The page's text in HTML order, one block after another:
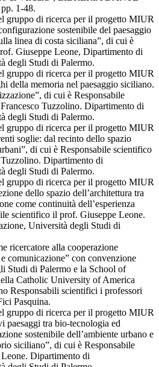
1-48.
gruppo di ricerca per il progetto MIUR
sostenibile del paesaggio
linea di costa siciliana”, di cui è
Giuseppe Leone, Dipartimento di
degli Studi di Palermo.
gruppo di ricerca per il progetto MIUR
della memoria nel paesaggio siciliano.
di cui è Responsabile
Tuzzolino. Dipartimento di
degli Studi di Palermo.
gruppo di ricerca per il progetto MIUR
soglie: dal recinto dello spazio
di cui è Responsabile scientifico
Dipartimento di
degli Studi di Palermo.
gruppo di ricerca per il progetto MIUR
dello spazio dell’architettura tra
come continuità dell’esperienza
scientifico il prof. Giuseppe Leone.
Università degli Studi di
ricercatore alla cooperazione
comunicazione” con convenzione
Studi di Palermo e la School of
Catholic University of America
Responsabili scientifici i professori
Pasquina.
gruppo di ricerca per il progetto MIUR
paesaggi tra bio-tecnologia ed
sostenibile dell’ambiente urbano e
siciliano”, di cui è Responsabile
Dipartimento di